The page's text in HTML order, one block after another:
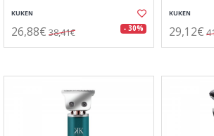
KUKEN
26,88€ 38,41€ - 30%
KUKEN
29,12€